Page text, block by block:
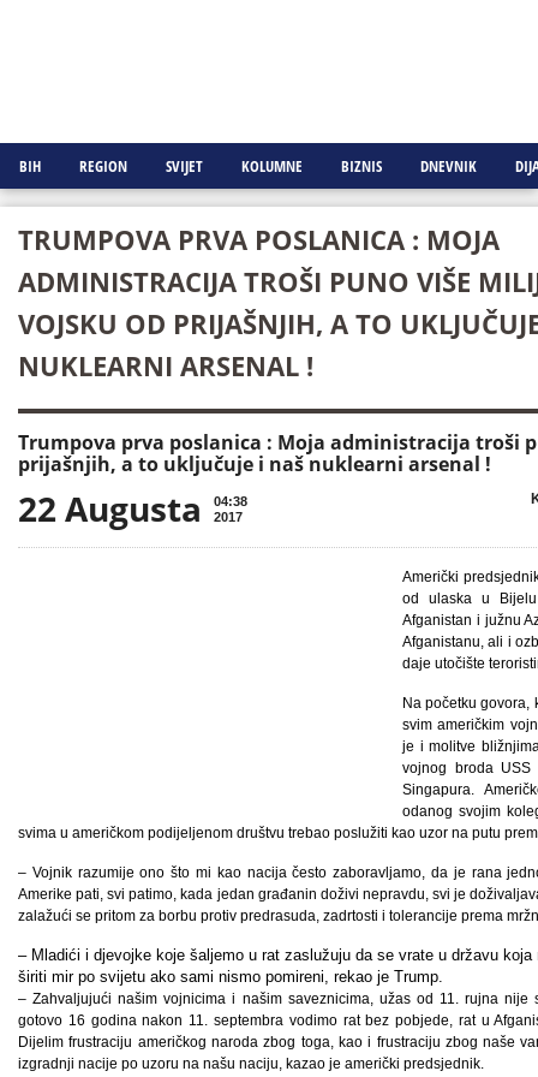
BIH REGION SVIJET KOLUMNE BIZNIS DNEVNIK
TRUMPOVA PRVA POSLANICA : MOJA
ADMINISTRACIJA TROŠI PUNO VIŠE
VOJSKU OD PRIJAŠNJIH, A TO
NUKLEARNI ARSENAL !
Trumpova prva poslanica : Moja administracija troši
prijašnjih, a to uključuje i naš nuklearni arsenal !
22 Augusta
04:38
2017
Američki
od ulaska u
Afganistan i južnu
Afganistanu, ali i
daje utočište
Na početku govora,
svim američkim
je i molitve
vojnog broda
Singapura.
odanog svojim
svima u američkom podijeljenom društvu trebao poslužiti kao uzor na putu
– Vojnik razumije ono što mi kao nacija često zaboravljamo, da je rana
Amerike pati, svi patimo, kada jedan građanin doživi nepravdu, svi je
zalažući se pritom za borbu protiv predrasuda, zadrtosti i tolerancije prema
– Mladići i djevojke koje šaljemo u rat zaslužuju da se vrate u državu
širiti mir po svijetu ako sami nismo pomireni, rekao je Trump.
– Zahvaljujući našim vojnicima i našim saveznicima, užas od 11. rujna nije
gotovo 16 godina nakon 11. septembra vodimo rat bez pobjede, rat u
Dijelim frustraciju američkog naroda zbog toga, kao i frustraciju zbog naše
izgradnji nacije po uzoru na našu naciju, kazao je američki predsjednik.